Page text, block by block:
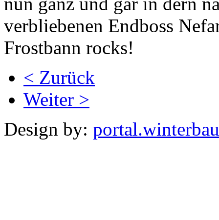
verbliebenen Endboss
Frostbann rocks!
< Zurück
Weiter >
Design by: